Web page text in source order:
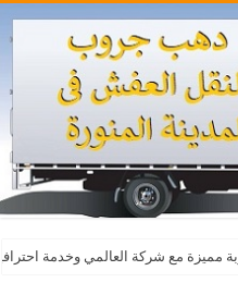
مميزة مع شركة العالمي وخدمة